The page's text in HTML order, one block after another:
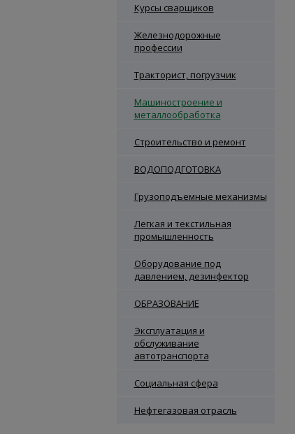
Курсы сварщиков
Железнодорожные
профессии
Тракторист, погрузчик
Машиностроение и
металлообработка
Строительство и ремонт
ВОДОПОДГОТОВКА
Грузоподъемные механизмы
Легкая и текстильная
промышленность
Оборудование под
давлением, дезинфектор
ОБРАЗОВАНИЕ
Эксплуатация и
обслуживание
автотранспорта
Социальная сфера
Нефтегазовая отрасль